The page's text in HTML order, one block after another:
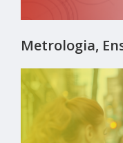
Metrologia,